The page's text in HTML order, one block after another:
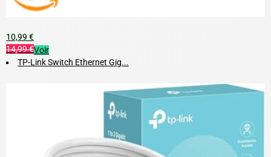
10,99 €
14,99 €Voir
TP-Link Switch Ethernet Gig...